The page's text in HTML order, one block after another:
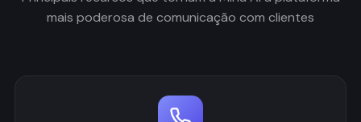
mais poderosa de comunicação com clientes